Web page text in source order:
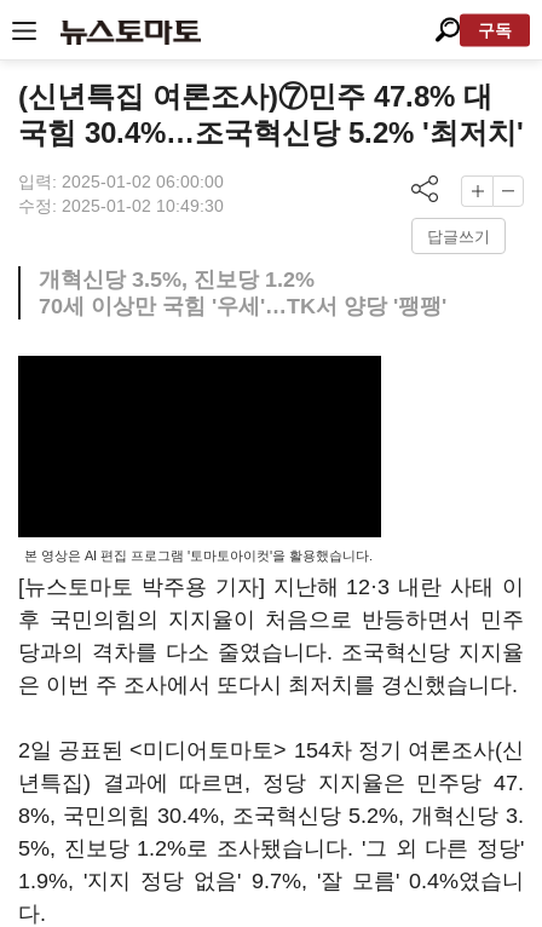
구독
(신년특집 여론조사)⑦민주 47.8% 대
국힘 30.4%…조국혁신당 5.2% '최저치'
입력: 2025-01-02 06:00:00
수정: 2025-01-02 10:49:30
답글쓰기
개혁신당 3.5%, 진보당 1.2%
70세 이상만 국힘 '우세'…TK서 양당 '팽팽'
본 영상은 AI 편집 프로그램 '토마토아이컷'을 활용했습니다.
[뉴스토마토 박주용 기자] 지난해 12·3 내란 사태 이
후 국민의힘의 지지율이 처음으로 반등하면서 민주
당과의 격차를 다소 줄였습니다. 조국혁신당 지지율
은 이번 주 조사에서 또다시 최저치를 경신했습니다.
2일 공표된 <미디어토마토> 154차 정기 여론조사(신
년특집) 결과에 따르면, 정당 지지율은 민주당 47.
8%, 국민의힘 30.4%, 조국혁신당 5.2%, 개혁신당 3.
5%, 진보당 1.2%로 조사됐습니다. '그 외 다른 정당'
1.9%, '지지 정당 없음' 9.7%, '잘 모름' 0.4%였습니
다.